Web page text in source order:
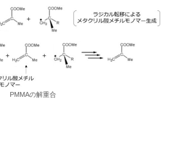
PMMAの解重合